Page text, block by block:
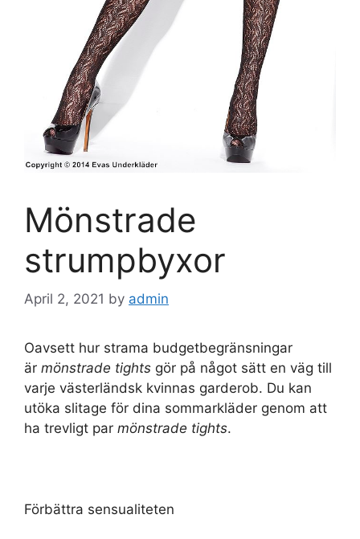
Mönstrade
strumpbyxor
April 2, 2021 by admin
Oavsett hur strama budgetbegränsningar
är mönstrade tights gör på något sätt en väg till
varje västerländsk kvinnas garderob. Du kan
utöka slitage för dina sommarkläder genom att
ha trevligt par mönstrade tights.
Förbättra sensualiteten